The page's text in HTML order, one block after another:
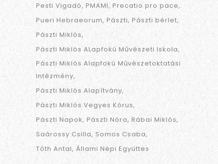
Pesti Vigadó PMAMI Precatio pro pace
Pueri Hebraeorum Pászti Pászti bérlet
Pászti Miklós
Pászti Miklós ALapfokú Művészeti Iskola
Pászti Miklós Alapfokú Művészetoktatási
Intézmény
Pászti Miklós Alapítvány
Pászti Miklós Vegyes Kórus
Pászti Napok Pászti Nóra Rábai Miklós
Saárossy Csilla Somos Csaba
Tóth Antal Állami Népi Együttes